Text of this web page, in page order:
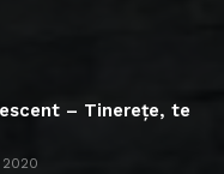
– Tinerețe, te